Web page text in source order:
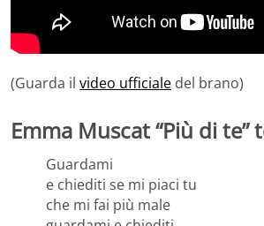
(Guarda il video ufficiale del brano)
Emma Muscat “Più di te”
Guardami
e chiediti se mi piaci tu
che mi fai più male